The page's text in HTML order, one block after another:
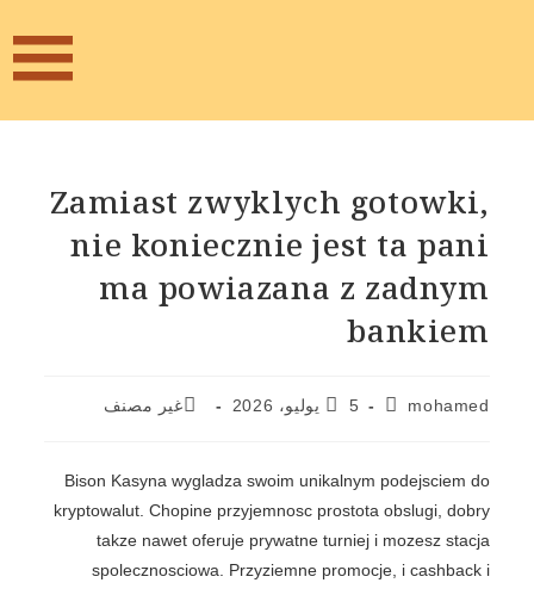
Zamiast zwyklych gotowki,
nie koniecznie jest ta pani
ma powiazana z zadnym
bankiem
mohamed 5 يوليو، 2026 غير مصنف
Bison Kasyna wygladza swoim unikalnym podejsciem do
kryptowalut. Chopine przyjemnosc prostota obslugi, dobry
takze nawet oferuje prywatne turniej i mozesz stacja
spolecznosciowa. Przyziemne promocje, i cashback i